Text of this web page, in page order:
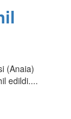
(Anaia)
edildi....